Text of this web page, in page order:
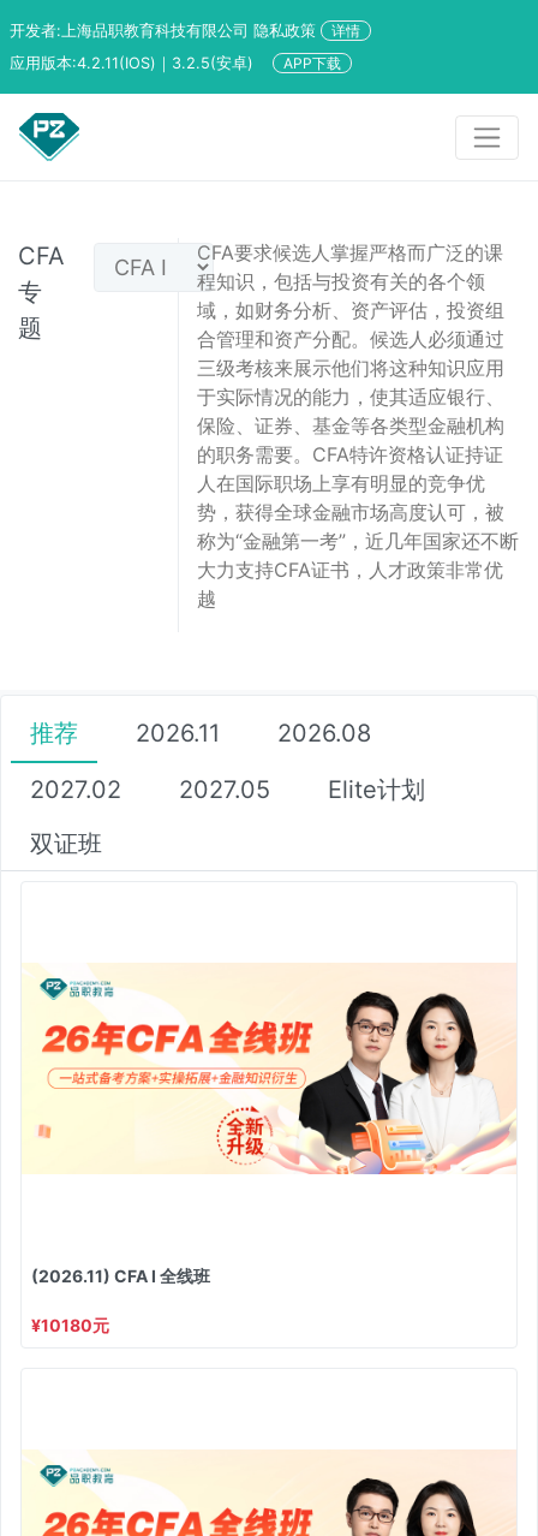
开发者:上海品职教育科技有限公司 隐私政策
详情
应用版本:4.2.11(IOS)｜3.2.5(安卓)
APP下载
CFA
专
题
CFA要求候选人掌握严格而广泛的课
程知识，包括与投资有关的各个领
域，如财务分析、资产评估，投资组
合管理和资产分配。候选人必须通过
三级考核来展示他们将这种知识应用
于实际情况的能力，使其适应银行、
保险、证券、基金等各类型金融机构
的职务需要。CFA特许资格认证持证
人在国际职场上享有明显的竞争优
势，获得全球金融市场高度认可，被
称为“金融第一考”，近几年国家还不断
大力支持CFA证书，人才政策非常优
越
推荐 2026.11
2026.08
2027.02
2027.05
Elite计划
双证班
(2026.11) CFA I 全线班
¥10180元